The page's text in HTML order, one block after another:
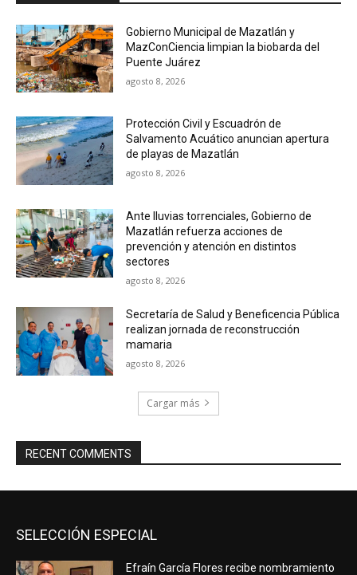
Gobierno Municipal de Mazatlán y
MazConCiencia limpian la biobarda del
Puente Juárez
agosto 8, 2026
Protección Civil y Escuadrón de
Salvamento Acuático anuncian apertura
de playas de Mazatlán
agosto 8, 2026
Ante lluvias torrenciales, Gobierno de
Mazatlán refuerza acciones de
prevención y atención en distintos
sectores
agosto 8, 2026
Secretaría de Salud y Beneficencia Pública
realizan jornada de reconstrucción
mamaria
agosto 8, 2026
Cargar más
RECENT COMMENTS
SELECCIÓN ESPECIAL
Efraín García Flores recibe nombramiento